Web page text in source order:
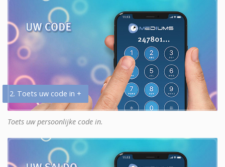
2. Toets uw code in +
Toets uw persoonlijke code in.